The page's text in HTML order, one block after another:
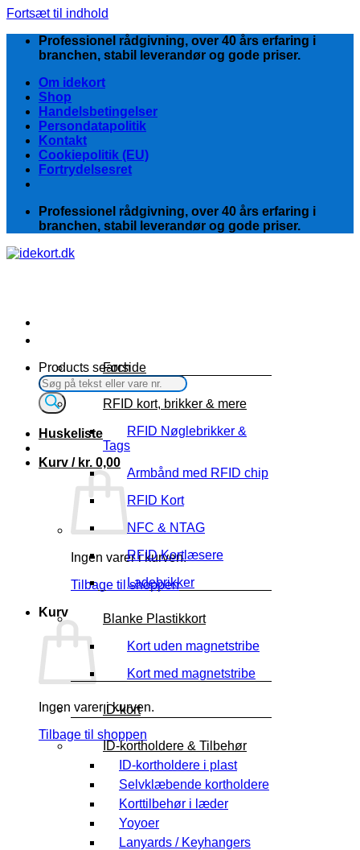
Fortsæt til indhold
Professionel rådgivning, over 40 års erfaring i
branchen, stabil leverandør og gode priser.
Om idekort
Shop
Handelsbetingelser
Persondatapolitik
Kontakt
Cookiepolitik (EU)
Fortrydelsesret
Professionel rådgivning, over 40 års erfaring i
branchen, stabil leverandør og gode priser.
Products search
Huskeliste
Kurv / kr. 0,00
Ingen varer i kurven.
Tilbage til shoppen
Kurv
Ingen varer i kurven.
Tilbage til shoppen
Forside
RFID kort, brikker & mere
RFID Nøglebrikker &
Tags
Armbånd med RFID chip
RFID Kort
NFC & NTAG
RFID Kortlæsere
Ladebrikker
Blanke Plastikkort
Kort uden magnetstribe
Kort med magnetstribe
ID-kort
ID-kortholdere & Tilbehør
ID-kortholdere i plast
Selvklæbende kortholdere
Korttilbehør i læder
Yoyoer
Lanyards / Keyhangers